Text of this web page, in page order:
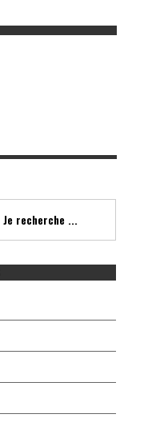
Je recherche ...